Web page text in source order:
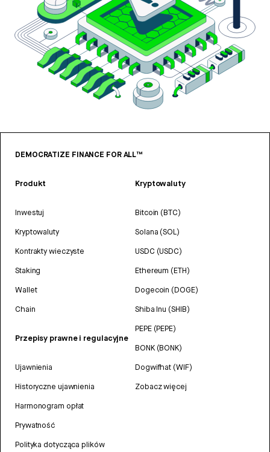
DEMOCRATIZE FINANCE FOR ALL™
Produkt
Inwestuj
Kryptowaluty
Kontrakty wieczyste
Staking
Wallet
Chain
Przepisy prawne i regulacyjne
Ujawnienia
Historyczne ujawnienia
Harmonogram opłat
Prywatność
Polityka dotycząca plików
Kryptowaluty
Bitcoin (BTC)
Solana (SOL)
USDC (USDC)
Ethereum (ETH)
Dogecoin (DOGE)
Shiba Inu (SHIB)
PEPE (PEPE)
BONK (BONK)
Dogwifhat (WIF)
Zobacz więcej